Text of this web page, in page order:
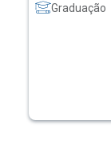
Graduação